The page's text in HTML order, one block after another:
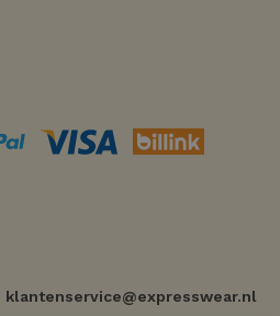
klantenservice@expresswear.nl